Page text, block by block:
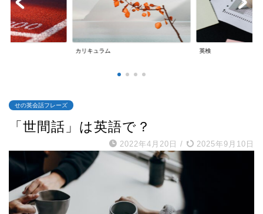
英検 英会話
せの英会話フレーズ
「世間話」は英語で？
2022年4月20日 / 2025年9月10日